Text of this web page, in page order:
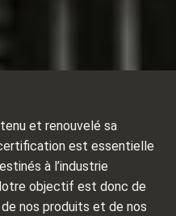
et renouvelé sa
est essentielle
à l’industrie
objectif est donc de
nos produits et de nos